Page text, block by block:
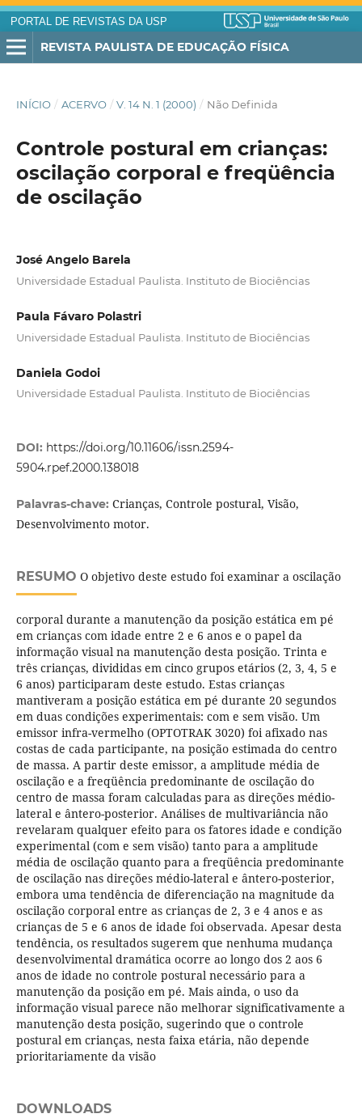
PORTAL DE REVISTAS DA USP
REVISTA PAULISTA DE EDUCAÇÃO FÍSICA
INÍCIO / ACERVO / V. 14 N. 1 (2000) / Não Definida
Controle postural em crianças:
oscilação corporal e freqüência
de oscilação
José Angelo Barela
Universidade Estadual Paulista. Instituto de Biociências
Paula Fávaro Polastri
Universidade Estadual Paulista. Instituto de Biociências
Daniela Godoi
Universidade Estadual Paulista. Instituto de Biociências
DOI: https://doi.org/10.11606/issn.2594-
5904.rpef.2000.138018
Palavras-chave: Crianças, Controle postural, Visão,
Desenvolvimento motor.
RESUMO O objetivo deste estudo foi examinar a oscilação
corporal durante a manutenção da posição estática em pé
em crianças com idade entre 2 e 6 anos e o papel da
informação visual na manutenção desta posição. Trinta e
três crianças, divididas em cinco grupos etários (2, 3, 4, 5 e
6 anos) participaram deste estudo. Estas crianças
mantiveram a posição estática em pé durante 20 segundos
em duas condições experimentais: com e sem visão. Um
emissor infra-vermelho (OPTOTRAK 3020) foi afixado nas
costas de cada participante, na posição estimada do centro
de massa. A partir deste emissor, a amplitude média de
oscilação e a freqüência predominante de oscilação do
centro de massa foram calculadas para as direções médio-
lateral e ântero-posterior. Análises de multivariância não
revelaram qualquer efeito para os fatores idade e condição
experimental (com e sem visão) tanto para a amplitude
média de oscilação quanto para a freqüência predominante
de oscilação nas direções médio-lateral e ântero-posterior,
embora uma tendência de diferenciação na magnitude da
oscilação corporal entre as crianças de 2, 3 e 4 anos e as
crianças de 5 e 6 anos de idade foi observada. Apesar desta
tendência, os resultados sugerem que nenhuma mudança
desenvolvimental dramática ocorre ao longo dos 2 aos 6
anos de idade no controle postural necessário para a
manutenção da posição em pé. Mais ainda, o uso da
informação visual parece não melhorar significativamente a
manutenção desta posição, sugerindo que o controle
postural em crianças, nesta faixa etária, não depende
prioritariamente da visão
DOWNLOADS